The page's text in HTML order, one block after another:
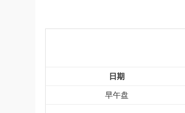
日期
早午盘